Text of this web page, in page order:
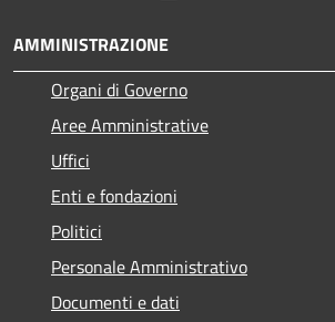
AMMINISTRAZIONE
Organi di Governo
Aree Amministrative
Uffici
Enti e fondazioni
Politici
Personale Amministrativo
Documenti e dati